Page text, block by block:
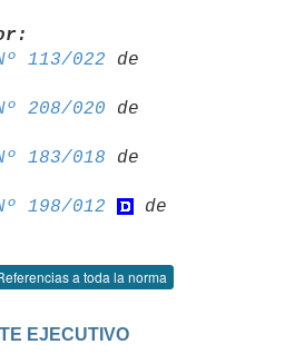
113/022 de
208/020 de
183/018 de
198/012
de
a toda la norma
EJECUTIVO